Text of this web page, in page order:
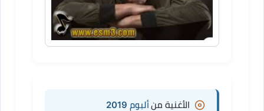
الأغنية منألبوم 2019